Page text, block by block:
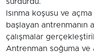
sürdürdü.
Isınma koşusu ve
başlayan
çalışmalar
Antrenman soğuma ve